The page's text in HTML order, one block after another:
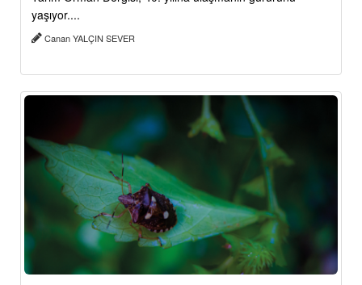
yaşıyor....
Canan YALÇIN SEVER